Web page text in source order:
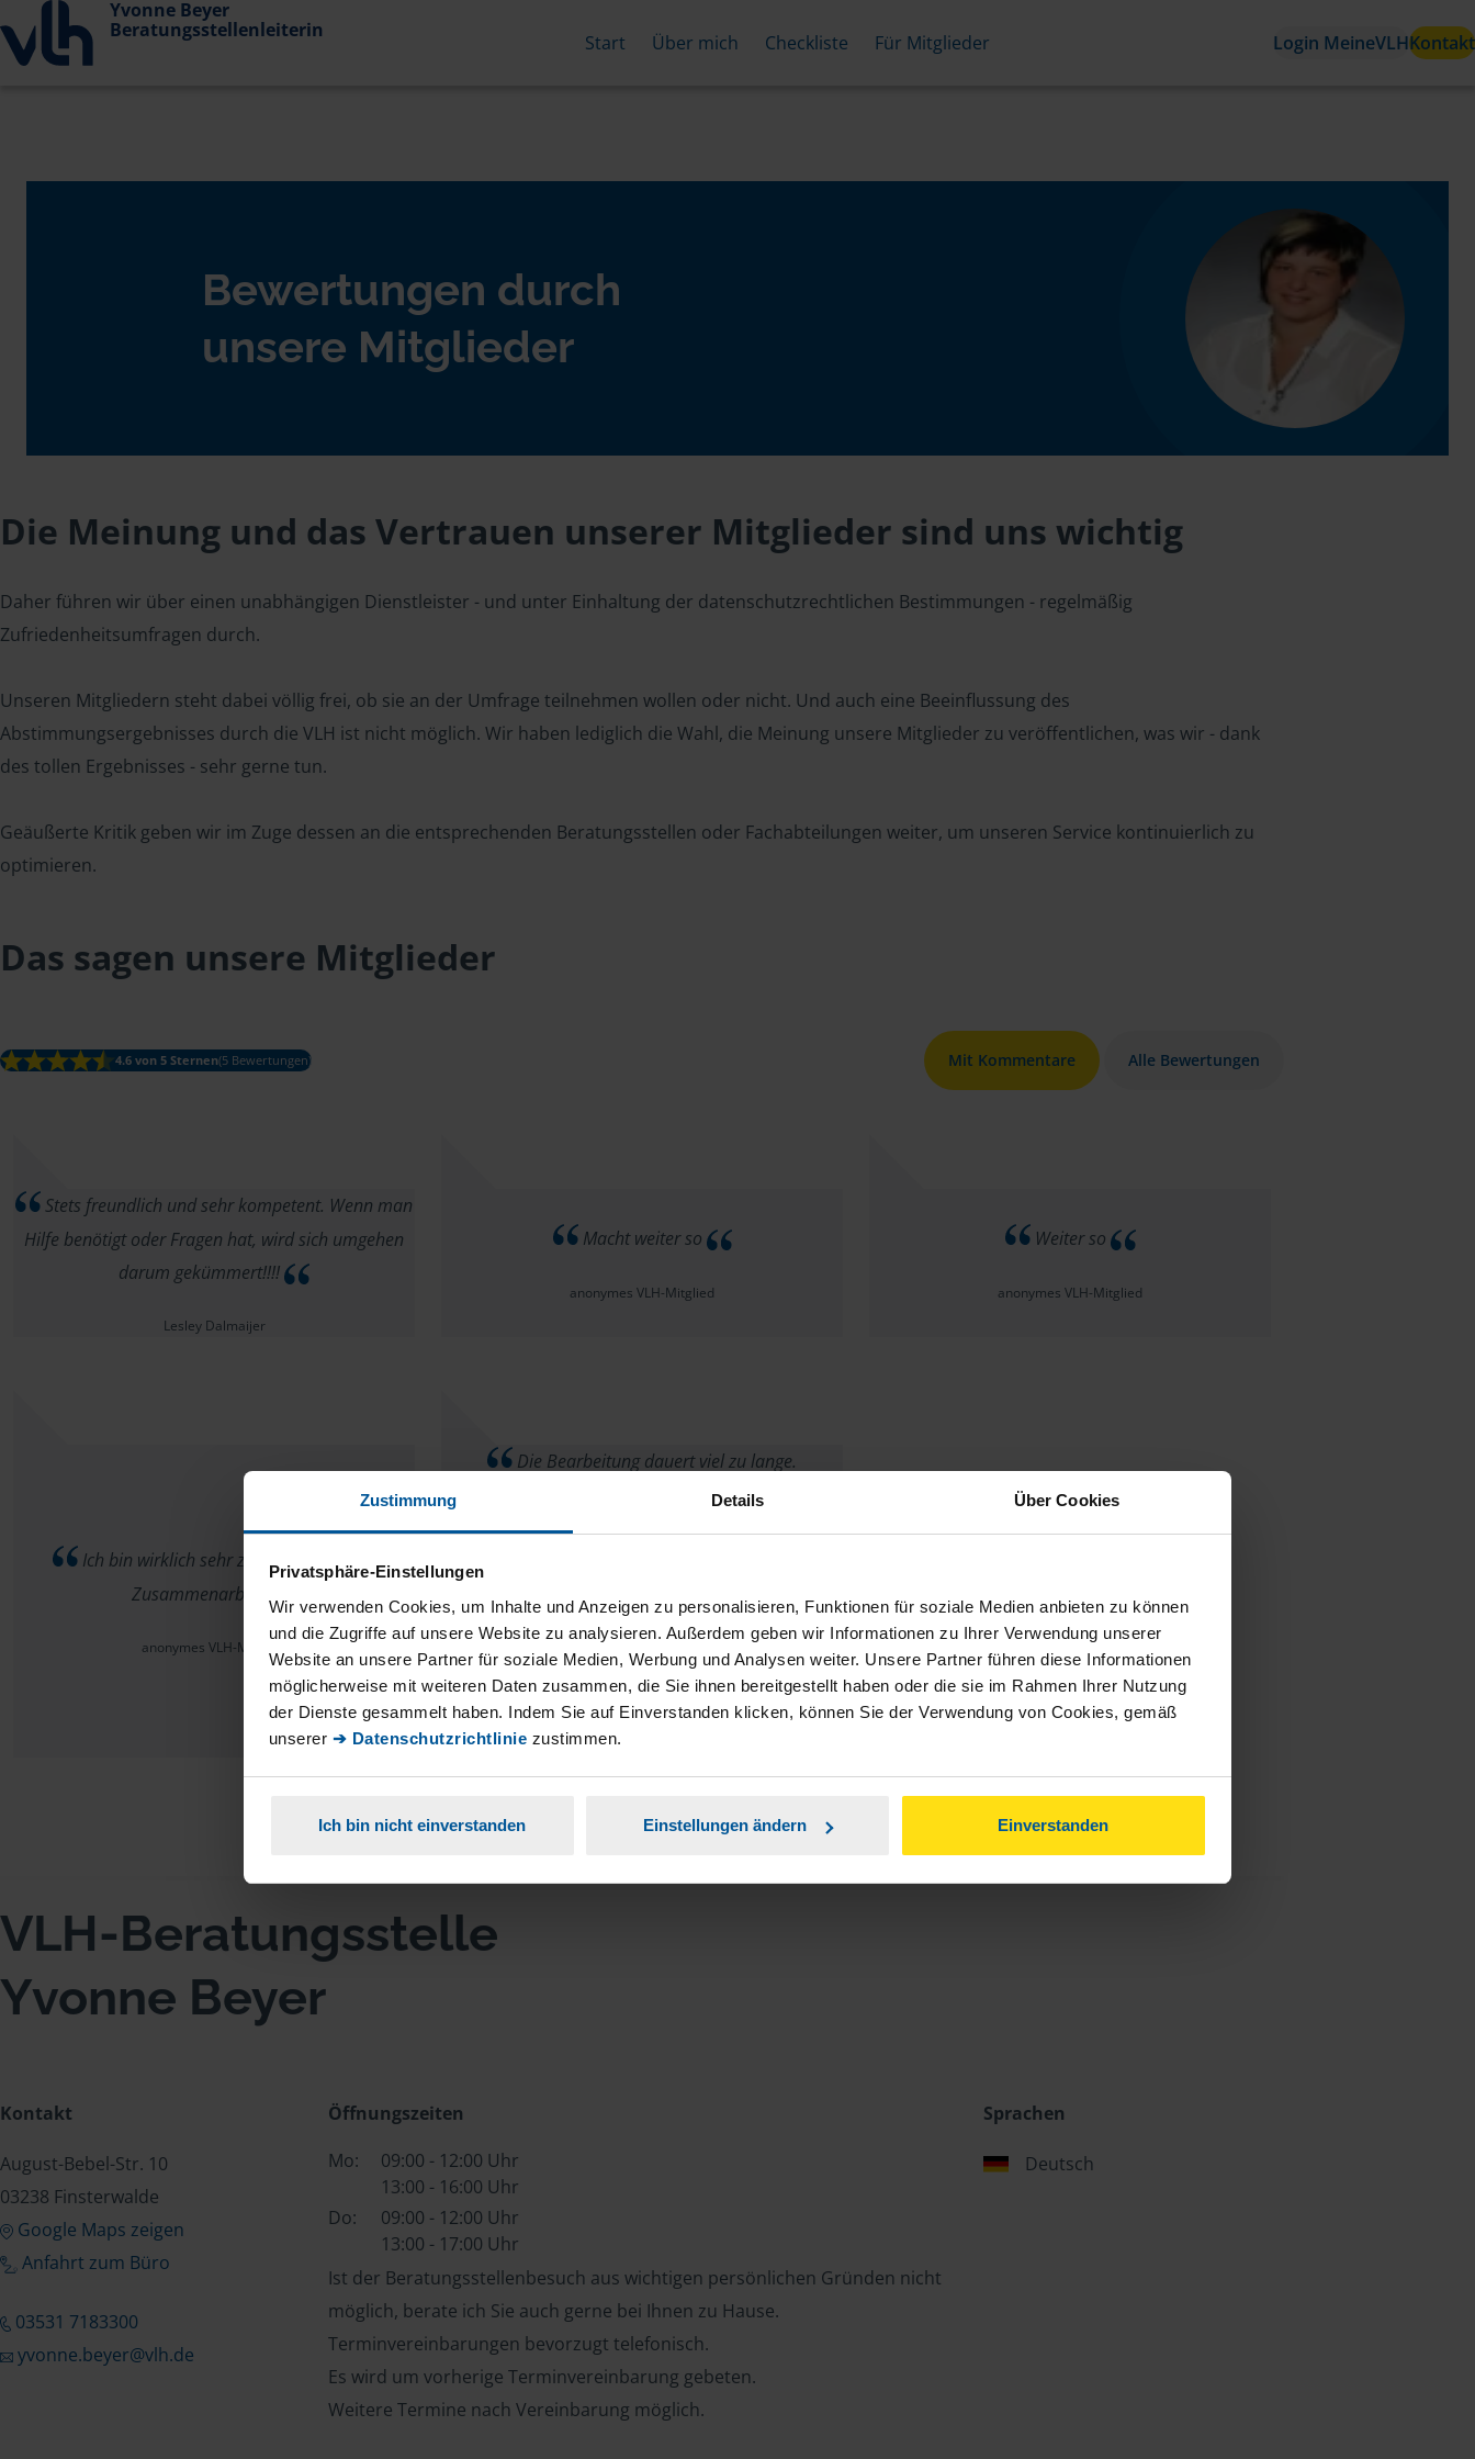
Zustimmung Details Über Cookies
Privatsphäre-Einstellungen
Wir verwenden Cookies, um Inhalte und Anzeigen zu personalisieren, Funktionen für soziale Medien anbieten zu können
und die Zugriffe auf unsere Website zu analysieren. Außerdem geben wir Informationen zu Ihrer Verwendung unserer
Website an unsere Partner für soziale Medien, Werbung und Analysen weiter. Unsere Partner führen diese Informationen
möglicherweise mit weiteren Daten zusammen, die Sie ihnen bereitgestellt haben oder die sie im Rahmen Ihrer Nutzung
der Dienste gesammelt haben. Indem Sie auf Einverstanden klicken, können Sie der Verwendung von Cookies, gemäß
unserer ➔ Datenschutzrichtlinie zustimmen.
Ich bin nicht einverstanden Einstellungen ändern Einverstanden
Yvonne Beyer
Beratungsstellenleiterin
Start Über mich Checkliste Für Mitglieder Login MeineVLHKontakt
Bewertungen durch
unsere Mitglieder
Die Meinung und das Vertrauen unserer Mitglieder sind uns wichtig
Daher führen wir über einen unabhängigen Dienstleister - und unter Einhaltung der datenschutzrechtlichen Bestimmungen - regelmäßig
Zufriedenheitsumfragen durch.
Unseren Mitgliedern steht dabei völlig frei, ob sie an der Umfrage teilnehmen wollen oder nicht. Und auch eine Beeinflussung des
Abstimmungsergebnisses durch die VLH ist nicht möglich. Wir haben lediglich die Wahl, die Meinung unsere Mitglieder zu veröffentlichen, was wir - dank
des tollen Ergebnisses - sehr gerne tun.
Geäußerte Kritik geben wir im Zuge dessen an die entsprechenden Beratungsstellen oder Fachabteilungen weiter, um unseren Service kontinuierlich zu
optimieren.
Das sagen unsere Mitglieder
4.6 von 5 Sternen(5 Bewertungen) Mit Kommentare Alle Bewertungen
Stets freundlich und sehr kompetent. Wenn man
Hilfe benötigt oder Fragen hat, wird sich umgehen
darum gekümmert!!!!
Lesley Dalmaijer
Macht weiter so
anonymes VLH-Mitglied
Weiter so
anonymes VLH-Mitglied
Ich bin wirklich sehr zufrieden über die
Zusammenarbeit.
anonymes VLH-Mitglied
Die Bearbeitung dauert viel zu lange.
(Finanzamt) Ich habe noch nicht die
Steuerrückerstattung vom Jahr 2021 und habe schon
nicht mal das Finanzamt mahnen? Die Beratung ist
sehr gut und die Angestellten kennen sich fachlich
sehr gut aus. Ich bin bis auf das Finanzamt sehr
zufrieden.
anonymes VLH-Mitglied
VLH-Beratungsstelle
Yvonne Beyer
Kontakt
August-Bebel-Str. 10
03238 Finsterwalde
Google Maps zeigen
Anfahrt zum Büro
03531 7183300
yvonne.beyer@vlh.de
Öffnungszeiten
Mo:
09:00 - 12:00 Uhr
13:00 - 16:00 Uhr
Do:
09:00 - 12:00 Uhr
13:00 - 17:00 Uhr
Ist der Beratungsstellenbesuch aus wichtigen persönlichen Gründen nicht
möglich, berate ich Sie auch gerne bei Ihnen zu Hause.
Terminvereinbarungen bevorzugt telefonisch.
Es wird um vorherige Terminvereinbarung gebeten.
Weitere Termine nach Vereinbarung möglich.
Sprachen
Deutsch